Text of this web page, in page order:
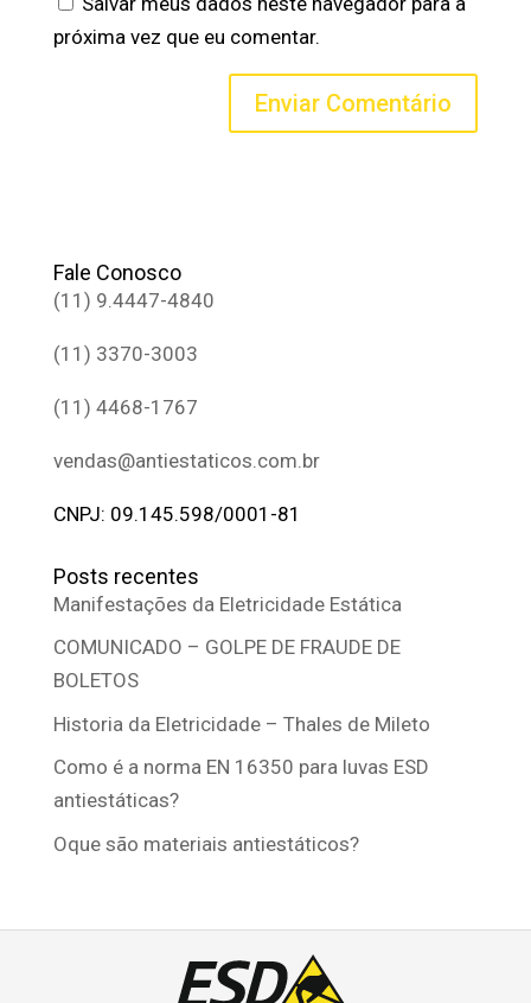
próxima vez que eu comentar.
Fale Conosco
(11) 9.4447-4840
(11) 3370-3003
(11) 4468-1767
vendas@antiestaticos.com.br
CNPJ: 09.145.598/0001-81
Posts recentes
Manifestações da Eletricidade Estática
COMUNICADO – GOLPE DE FRAUDE DE
BOLETOS
Historia da Eletricidade – Thales de Mileto
Como é a norma EN 16350 para luvas ESD
antiestáticas?
Oque são materiais antiestáticos?